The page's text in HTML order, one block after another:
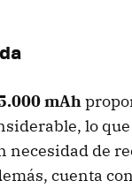
mAh
lo
necesidad de
cuenta con